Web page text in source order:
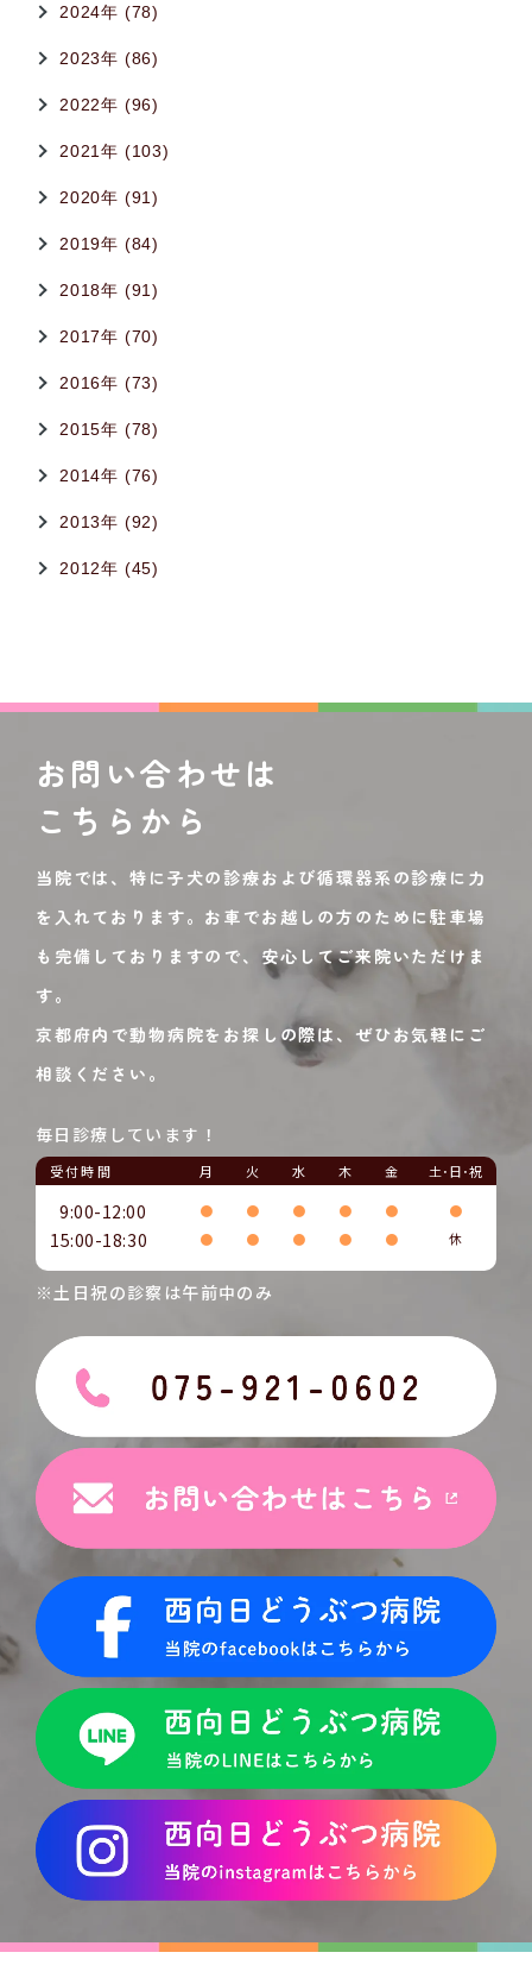
2024年 (78)
2023年 (86)
2022年 (96)
2021年 (103)
2020年 (91)
2019年 (84)
2018年 (91)
2017年 (70)
2016年 (73)
2015年 (78)
2014年 (76)
2013年 (92)
2012年 (45)
お問い合わせは
こちらから
当院では、特に子犬の診療および循環器系の診療に力
を入れております。お車でお越しの方のために駐車場
も完備しておりますので、安心してご来院いただけま
す。
京都府内で動物病院をお探しの際は、ぜひお気軽にご
相談ください。
毎日診療しています！
受付時間 月 火 水 木 金 土･日･祝
9:00-12:00 ● ● ● ● ● ●
15:00-18:30 ● ● ● ● ● 休
※土日祝の診察は午前中のみ